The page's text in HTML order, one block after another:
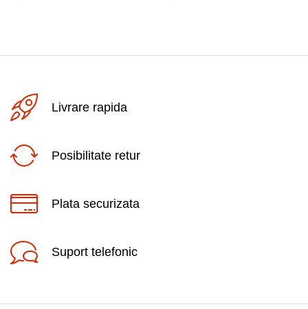
Livrare rapida
Posibilitate retur
Plata securizata
Suport telefonic